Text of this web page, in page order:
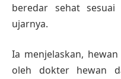
beredar sehat sesuai
ujarnya.
Ia menjelaskan,
oleh dokter hewan